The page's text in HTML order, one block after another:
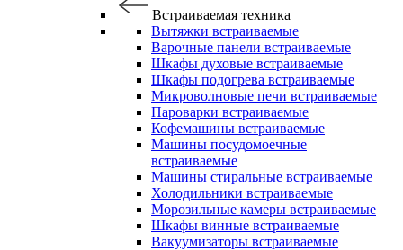
Встраиваемая техника
Вытяжки встраиваемые
Варочные панели встраиваемые
Шкафы духовые встраиваемые
Шкафы подогрева встраиваемые
Микроволновые печи встраиваемые
Пароварки встраиваемые
Кофемашины встраиваемые
Машины посудомоечные
встраиваемые
Машины стиральные встраиваемые
Холодильники встраиваемые
Морозильные камеры встраиваемые
Шкафы винные встраиваемые
Вакуумизаторы встраиваемые